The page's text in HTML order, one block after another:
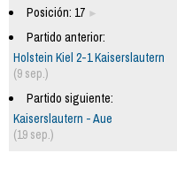
Posición: 17
Partido anterior:
Holstein Kiel 2-1 Kaiserslautern
(9 sep.)
Partido siguiente:
Kaiserslautern - Aue
(19 sep.)